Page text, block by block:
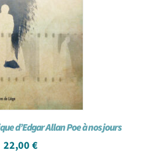
d’Edgar Allan Poe à nos jours
22,00 €